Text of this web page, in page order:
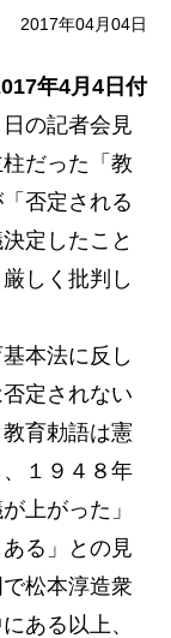
2017年04月04日
年4月4日付
の記者会見
だった「教
否定される
定したこと
しく批判し
本法に反し
定されない
育勅語は憲
１９４８年
上がった」
る」との見
松本淳造衆
ある以上、